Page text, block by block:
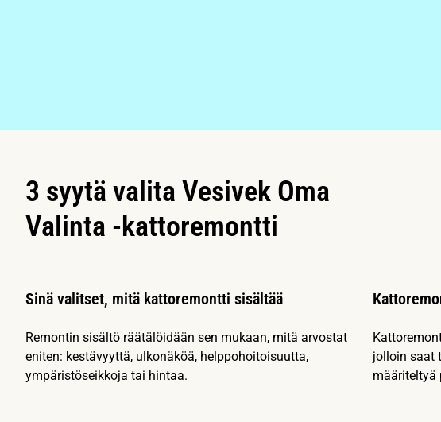
3 syytä valita Vesivek Oma
Valinta -kattoremontti
Sinä valitset, mitä kattoremontti sisältää
Remontin sisältö räätälöidään sen mukaan, mitä arvostat
eniten: kestävyyttä, ulkonäköä, helppohoitoisuutta,
ympäristöseikkoja tai hintaa.
jolloin saat
määriteltyä